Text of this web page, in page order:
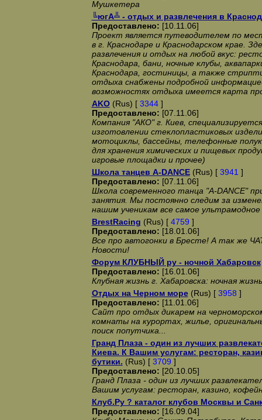
Мушкетера
╚югА╩ - отдых и развлечения в
Предоставлено: [10.11.06]
Проект является путеводителем по
в г. Краснодаре и Краснодарском крае.
развлечения и отдых на любой вкус:
Краснодара, бани, ночные клубы,
Краснодара, гостиницы, а также
отдыха снабжены подробной
возможностях отдыха имеется карта
AKO(Rus) [ 3344]
Предоставлено: [07.11.06]
Компания "АКО" г. Киев,
изготовлении стеклопластиковых
мотоциклы, бассейны, телефонные
для хранения химических и пищевых
игровые площадки и прочее)
Школа танцев A-DANCE(Rus) [ 3941 ]
Предоставлено: [07.11.06]
Школа современного танца "A-DANCE"
занятия. Мы постоянно следим за
нашим ученикам все самое ультрамодное
BrestRacing (Rus) [ 4759 ]
Предоставлено: [18.01.06]
Все про автогонки в Бресте! А так же
Новости!
Форум КЛУБНЫЙ ру - ночной Хабаровск
Предоставлено: [16.01.06]
Клубная жизнь г. Хабаровска: ночная
Отдых на Черном море(Rus) [ 3958 ]
Предоставлено: [11.01.06]
Сайт про отдых дикарем на
комнаты на курортах, жилье,
поиск попутчика...
Гранд Плаза - один из лучших
Киева. К Вашим услугам: ресторан,
бутики. (Rus) [ 3709 ]
Предоставлено: [20.10.05]
Гранд Плаза - один из лучших
Вашим услугам: ресторан, казино,
Клуб.Ру ? каталог клубов Москвы и
Предоставлено: [16.09.04]